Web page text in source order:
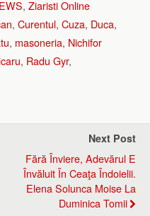
, Ziaristi Online
, Curentul, Cuza, Duca,
, masoneria, Nichifor
, Radu Gyr,
Next Post
Fără Înviere, Adevărul E
Învăluit În Ceaţa Îndoielii.
Elena Solunca Moise La
Duminica Tomii